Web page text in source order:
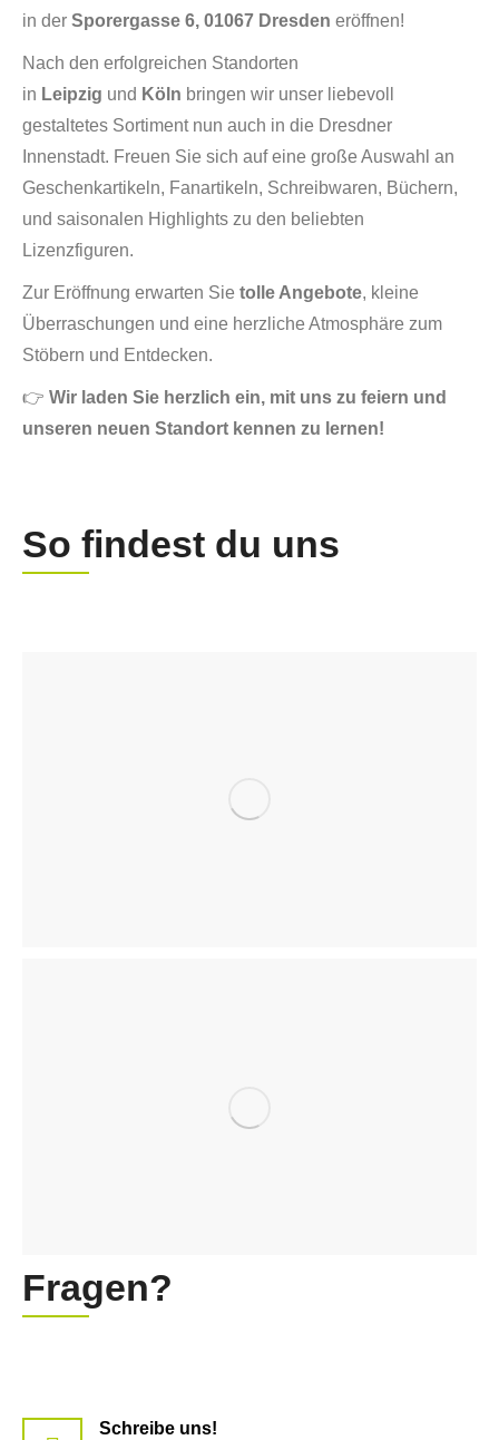
in der Sporergasse 6, 01067 Dresden eröffnen!
Nach den erfolgreichen Standorten
in Leipzig und Köln bringen wir unser liebevoll
gestaltetes Sortiment nun auch in die Dresdner
Innenstadt. Freuen Sie sich auf eine große Auswahl an
Geschenkartikeln, Fanartikeln, Schreibwaren, Büchern,
und saisonalen Highlights zu den beliebten
Lizenzfiguren.
Zur Eröffnung erwarten Sie tolle Angebote, kleine
Überraschungen und eine herzliche Atmosphäre zum
Stöbern und Entdecken.
👉 Wir laden Sie herzlich ein, mit uns zu feiern und
unseren neuen Standort kennen zu lernen!
So findest du uns
Fragen?
Schreibe uns!